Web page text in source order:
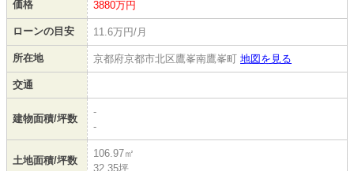
価格 3880万円
ローンの目安 11.6万円/月
所在地 京都府京都市北区鷹峯南鷹峯町 地図を見る
交通
建物面積/坪数
-
-
土地面積/坪数
106.97㎡
32.35坪